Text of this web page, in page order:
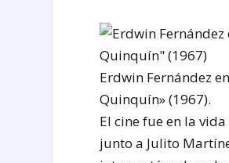
Erdwin Fernández
Quinquín» (1967).
El cine fue en la
junto a Julito